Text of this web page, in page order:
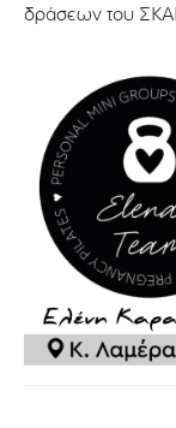
δράσεων του ΣΚΑΙ.